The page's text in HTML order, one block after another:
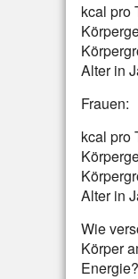
kcal pro
Alter in
Frauen:
kcal pro
Alter in
Wie
Körper
Energie?